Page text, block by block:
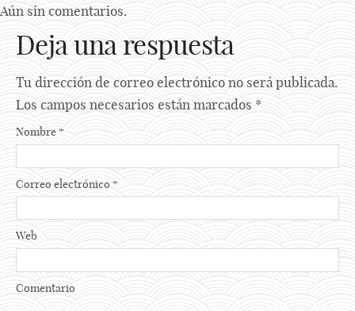
Aún sin comentarios.
Deja una respuesta
Tu dirección de correo electrónico no será publicada.
Los campos necesarios están marcados *
Nombre*
Correo electrónico *
Web
Comentario